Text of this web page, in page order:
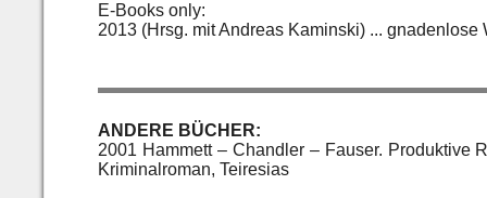
E-Books only:
2013 (Hrsg. mit Andreas Kaminski) ...
ANDERE BÜCHER:
2001 Hammett – Chandler – Fauser. Produktive
Kriminalroman, Teiresias